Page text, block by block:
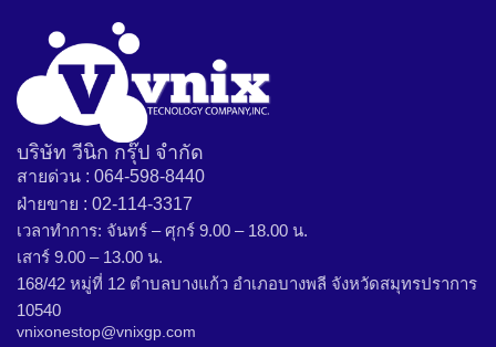
บริษัท วีนิก กรุ๊ป จำกัด
สายด่วน : 064-598-8440
ฝ่ายขาย : 02-114-3317
เวลาทำการ: จันทร์ – ศุกร์ 9.00 – 18.00 น.
เสาร์ 9.00 – 13.00 น.
168/42 หมู่ที่ 12 ตำบลบางแก้ว อำเภอบางพลี จังหวัดสมุทรปราการ
10540
vnixonestop@vnixgp.com